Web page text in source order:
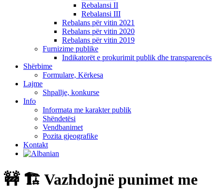
Rebalansi II
Rebalansi III
Rebalans për vitin 2021
Rebalans për vitin 2020
Rebalans për vitin 2019
Furnizime publike
Indikatorët e prokurimit publik dhe transparencës
Shërbime
Formulare, Kërkesa
Lajme
Shpallje, konkurse
Info
Informata me karakter publik
Shëndetësi
Vendbanimet
Pozita gjeografike
Kontakt
🚧 🏗 Vazhdojnë punimet me